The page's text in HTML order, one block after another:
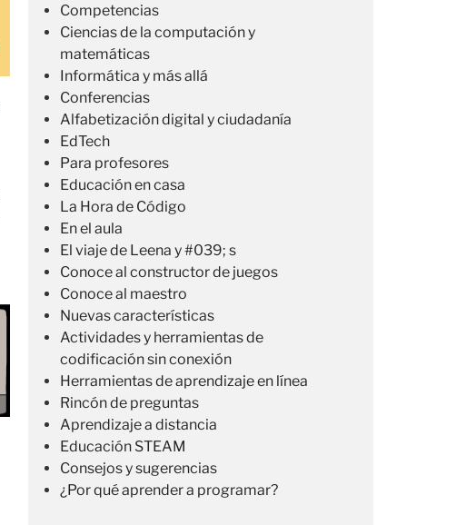
Competencias
Ciencias de la computación y
matemáticas
Informática y más allá
Conferencias
Alfabetización digital y ciudadanía
EdTech
Para profesores
Educación en casa
La Hora de Código
En el aula
El viaje de Leena y #039; s
Conoce al constructor de juegos
Conoce al maestro
Nuevas características
Actividades y herramientas de
codificación sin conexión
Herramientas de aprendizaje en línea
Rincón de preguntas
Aprendizaje a distancia
Educación STEAM
Consejos y sugerencias
¿Por qué aprender a programar?